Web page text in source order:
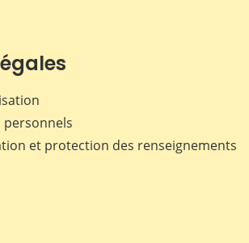
personnels
et protection des renseignements